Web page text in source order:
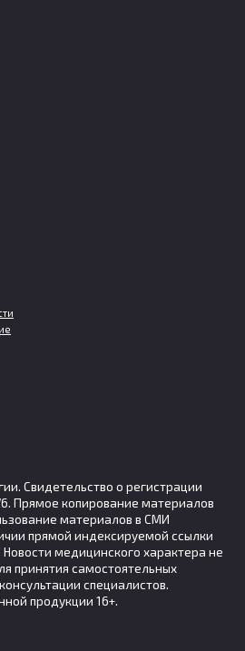
Свидетельство о регистрации
Прямое копирование материалов
материалов в СМИ
прямой индексируемой ссылки
медицинского характера не
принятия самостоятельных
специалистов.
продукции 16+.